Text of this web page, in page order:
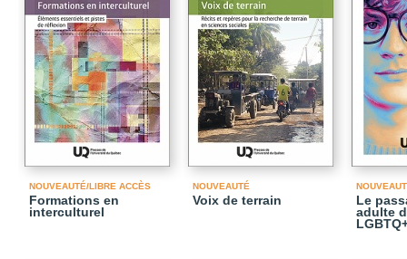
NOUVEAUTÉ/LIBRE ACCÈS
Formations en
interculturel
NOUVEAUTÉ
Voix de terrain
Le
adulte